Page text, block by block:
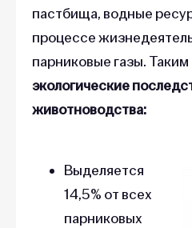
пастбища, водные
процессе
парниковые газы.
экологические
животноводства:
Выделяется
14,5% от всех
парниковых